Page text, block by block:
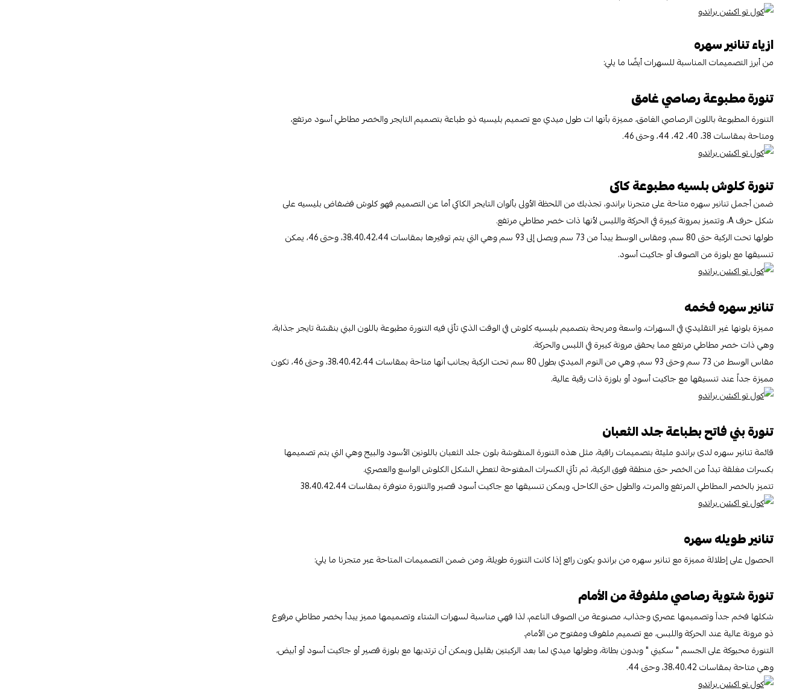
ازياء تنانير سهره
من أبرز التصميمات المناسبة للسهرات أيضًا ما يلي:
تنورة مطبوعة رصاصي غامق
التنورة المطبوعة باللون الرصاصي الغامق، مميزة بأنها ات طول ميدي مع تصميم بليسيه ذو طباعة بتصميم التايجر والخصر مطاطي أسود مرتفع،
ومتاحة بمقاسات 38، 40، 42، 44، وحتى 46.
تنورة كلوش بلسيه مطبوعة كاكى
ضمن أجمل تنانير سهره متاحة على متجرنا براندو، تجذبك من اللحظة الأولى بألوان التايجر الكاكي أما عن التصميم فهو كلوش فضفاض بليسيه على
شكل حرف A، وتتميز بمرونة كبيرة في الحركة واللبس لأنها ذات خصر مطاطي مرتفع.
طولها تحت الركبة حتى 80 سم، ومقاس الوسط يبدأ من 73 سم ويصل إلى 93 سم وهي التي يتم توفيرها بمقاسات 38،40،42،44، وحتى 46، يمكن
تنسيقها مع بلوزة من الصوف أو جاكيت أسود.
تنانير سهره فخمه
مميزة بلونها غير التقليدي في السهرات، واسعة ومريحة بتصميم بليسيه كلوش في الوقت الذي تأتي فيه التنورة مطبوعة باللون البني بنقشة تايجر جذابة،
وهي ذات خصر مطاطي مرتفع مما يحقق مرونة كبيرة في اللبس والحركة.
مقاس الوسط من 73 سم وحتى 93 سم، وهي من النوم الميدي بطول 80 سم تحت الركبة بجانب أنها متاحة بمقاسات 38،40،42،44، وحتى 46، تكون
مميزة جداً عند تنسيقها مع جاكيت أسود أو بلوزة ذات رقبة عالية.
تنورة بني فاتح بطباعة جلد الثعبان
قائمة تنانير سهره لدى براندو مليئة بتصميمات راقية، مثل هذه التنورة المنقوشة بلون جلد الثعبان باللونين الأسود والبيج وهي التي يتم تصميمها
بكسرات مغلقة تبدأ من الخصر حتى منطقة فوق الركبة، ثم تأتي الكسرات المفتوحة لتعطي الشكل الكلوش الواسع والعصري.
تتميز بالخصر المطاطي المرتفع والمرت، والطول حتى الكاحل، ويمكن تنسيقها مع جاكيت أسود قصير والتنورة متوفرة بمقاسات 38،40،42،44
تنانير طويله سهره
الحصول على إطلالة مميزة مع تنانير سهره من براندو يكون رائع إذا كانت التنورة طويلة، ومن ضمن التصميمات المتاحة عبر متجرنا ما يلي:
تنورة شتوية رصاصي ملفوفة من الأمام
شكلها فخم جداَ وتصميمها عصري وجذاب، مصنوعة من الصوف الناعم، لذا فهي مناسبة لسهرات الشتاء وتصميمها مميز يبدأ بخصر مطاطي مرفوع
ذو مرونة عالية عند الحركة واللبس، مع تصميم ملفوف ومفتوح من الأمام.
التنورة محبوكة على الجسم " سكيني " وبدون بطانة، وطولها ميدي لما بعد الركبتين بقليل ويمكن أن ترتديها مع بلوزة قصير أو جاكيت أسود أو أبيض،
وهي متاحة بمقاسات 38،40،42، وحتى 44.